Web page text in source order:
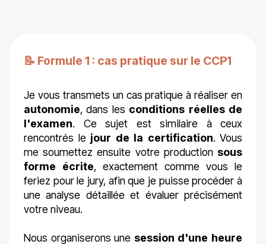
📝 Formule 1 : cas pratique sur le CCP1
Je vous transmets un cas pratique à réaliser en
autonomie, dans les conditions réelles de
l'examen. Ce sujet est similaire à ceux
rencontrés le jour de la certification. Vous
me soumettez ensuite votre production sous
forme écrite, exactement comme vous le
feriez pour le jury, afin que je puisse procéder à
une analyse détaillée et évaluer précisément
votre niveau.
Nous organiserons une session d'une heure